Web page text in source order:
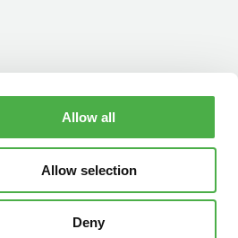
Allow all
Allow selection
Deny
AUKIOLOAJAT